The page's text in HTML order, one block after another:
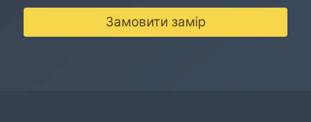
Замовити замір